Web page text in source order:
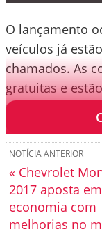
O lançamento
veículos já
chamados. As
gratuitas e
pessoas.
NOTÍCIA ANTERIOR
« Chevrolet
2017 aposta em
economia com
melhorias no